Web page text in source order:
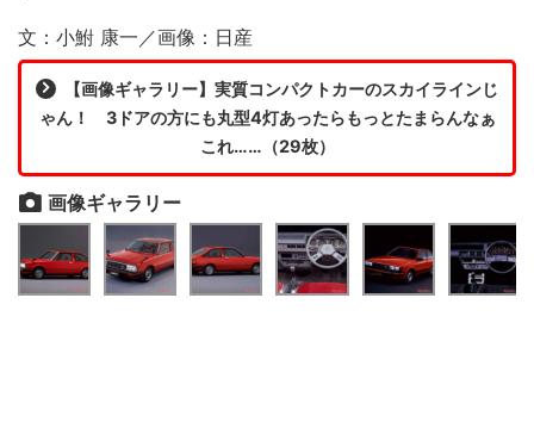
文：小鮒 康一／画像：日産
【画像ギャラリー】実質コンパクトカーのスカイラインじ
ゃん！ 3ドアの方にも丸型4灯あったらもっとたまらんなぁ
これ……（29枚）
画像ギャラリー